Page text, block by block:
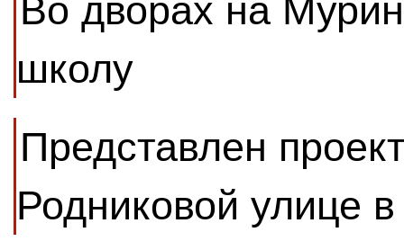
Во дворах на
школу
Представлен
Родниковой улице